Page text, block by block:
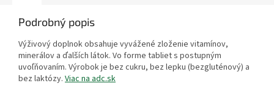
Podrobný popis
Výživový doplnok obsahuje vyvážené zloženie vitamínov,
minerálov a ďalších látok. Vo forme tabliet s postupným
uvoľňovaním. Výrobok je bez cukru, bez lepku (bezgluténový) a
bez laktózy. Viac na adc.sk